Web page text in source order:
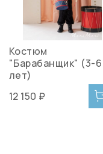
Костюм
"Барабанщик" (3-6
лет)
12 150 ₽